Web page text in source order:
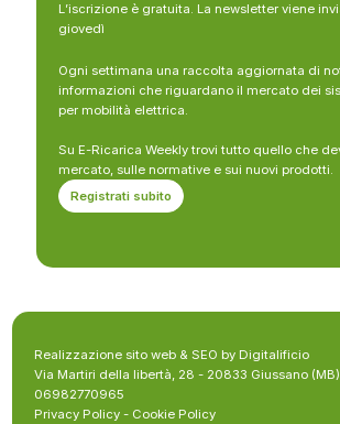
L’iscrizione è gratuita. La newsletter viene
giovedì
Ogni settimana una raccolta aggiornata di
informazioni che riguardano il mercato dei
per mobilità elettrica.
Su E-Ricarica Weekly trovi tutto quello che
mercato, sulle normative e sui nuovi prodotti.
Registrati subito
Realizzazione sito web & SEO by Digitalificio
Via Martiri della libertà, 28 - 20833 Giussano
06982770965
Privacy Policy - Cookie Policy